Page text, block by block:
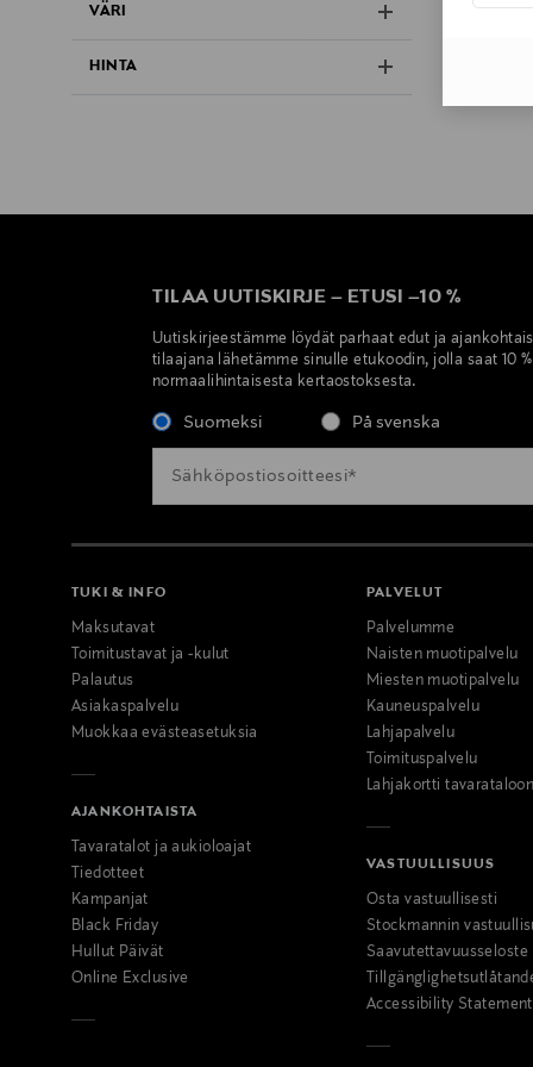
VÄRI
HINTA
TILAA UUTISKIRJE – ETUSI –10 %
Uutiskirjeestämme löydät parhaat edut ja
tilaajana lähetämme sinulle etukoodin, jolla saat 10
normaalihintaisesta kertaostoksesta.
Suomeksi På svenska
TUKI & INFO
Maksutavat
Toimitustavat ja -kulut
Palautus
Asiakaspalvelu
Muokkaa evästeasetuksia
AJANKOHTAISTA
Tavaratalot ja aukioloajat
Tiedotteet
Kampanjat
Black Friday
Hullut Päivät
Online Exclusive
PALVELUT
Palvelumme
Naisten muotipalvelu
Miesten muotipalvelu
Kauneuspalvelu
Lahjapalvelu
Toimituspalvelu
Lahjakortti tavarataloon
VASTUULLISUUS
Osta vastuullisesti
Stockmannin
Saavutettavuusseloste
Accessibility Statement